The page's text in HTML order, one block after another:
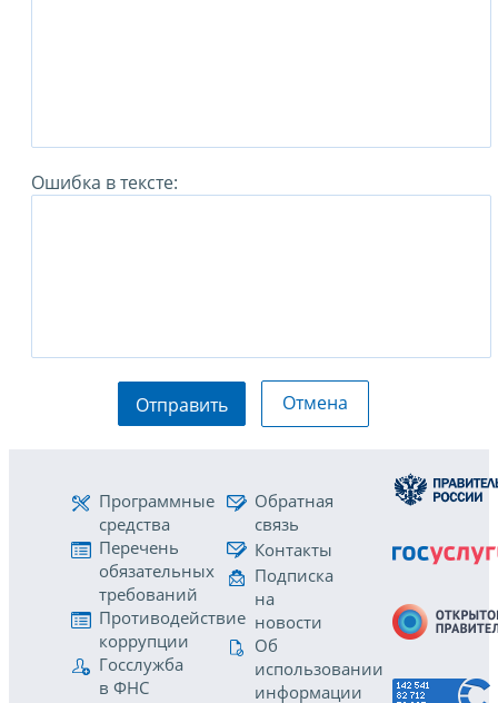
Ошибка в тексте:
Отправить Отмена
Программные
средства
Перечень
обязательных
требований
Противодействие
коррупции
Госслужба
в ФНС
Обратная
связь
Контакты
Подписка
на
новости
Об
использовании
информации